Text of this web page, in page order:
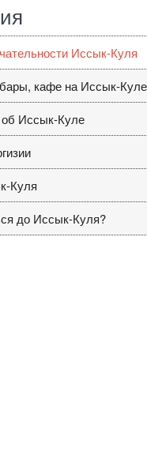
Иссык-Куля
кафе на Иссык-Куле
Иссык-Куле
Куля
до Иссык-Куля?